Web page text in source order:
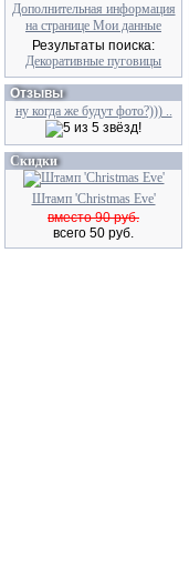
Дополнительная информация
на странице Мои данные
Результаты поиска:
Декоративные пуговицы
Отзывы
ну когда же будут фото?))) ..
Скидки
Штамп 'Christmas Eve'
вместо 90 руб.
всего 50 руб.